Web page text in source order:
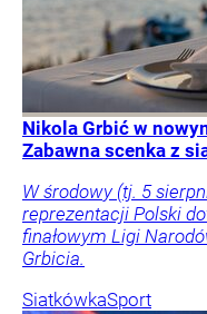
Nikola Grbić w
Zabawna scenka z
W środowy (tj. 5
reprezentacji Polski
finałowym Ligi
Grbicia.
SiatkówkaSport